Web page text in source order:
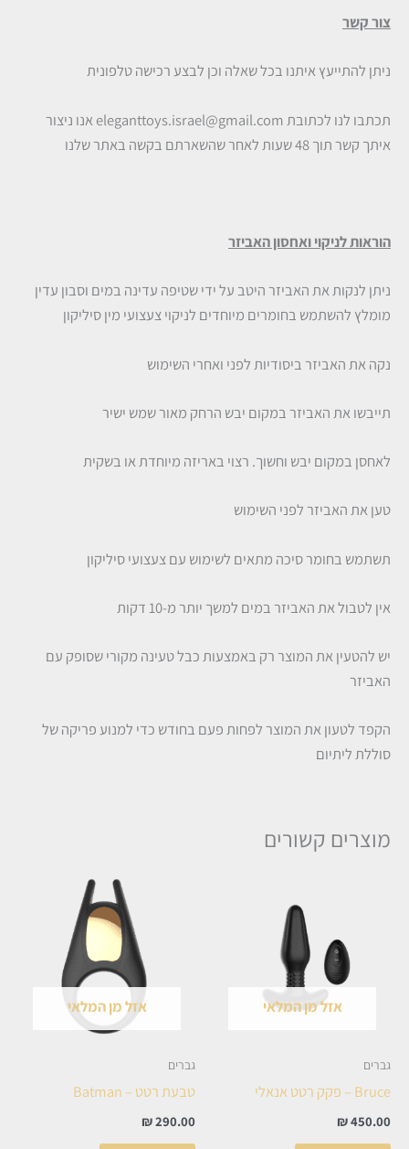
צור קשר
ניתן להתייעץ איתנו בכל שאלה וכן לבצע רכישה טלפונית
תכתבו לנו לכתובתeleganttoys.israel@gmail.comאנו ניצור
איתך קשר תוך 48 שעות לאחר שהשארתם בקשה באתר שלנו
הוראות לניקוי ואחסון האביזר
ניתן לנקות את האביזר היטב על ידי שטיפה עדינה במים וסבון עדין
מומלץ להשתמש בחומרים מיוחדים לניקוי צעצועי מין סיליקון
נקה את האביזר ביסודיות לפני ואחרי השימוש
תייבשו את האביזר במקום יבש הרחק מאור שמש ישיר
לאחסן במקום יבש וחשוך. רצוי באריזה מיוחדת או בשקית
טען את האביזר לפני השימוש
תשתמש בחומר סיכה מתאים לשימוש עם צעצועי סיליקון
אין לטבול את האביזר במים למשך יותר מ-10 דקות
יש להטעין את המוצר רק באמצעות כבל טעינה מקורי שסופק עם
האביזר
הקפד לטעון את המוצר לפחות פעם בחודש כדי למנוע פריקה של
סוללת ליתיום
מוצרים קשורים
אזל מן המלאי
גברים
Bruce – פקק רטט אנאלי
₪450.00
אזל מן המלאי
גברים
טבעת רטט – Batman
₪290.00